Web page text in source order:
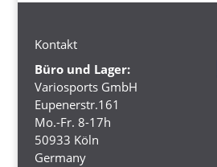
Kontakt
Büro und Lager:
Variosports GmbH
Eupenerstr.161
Mo.-Fr. 8-17h
50933 Köln
Germany